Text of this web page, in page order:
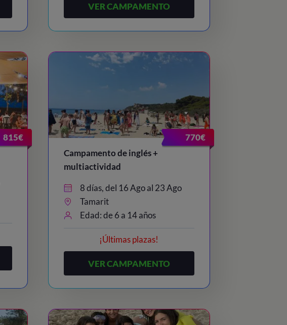
VER CAMPAMENTO
815€
770€
Campamento de inglés +
multiactividad
8 días, del 16 Ago al 23 Ago
Tamarit
Edad: de 6 a 14 años
¡Últimas plazas!
VER CAMPAMENTO